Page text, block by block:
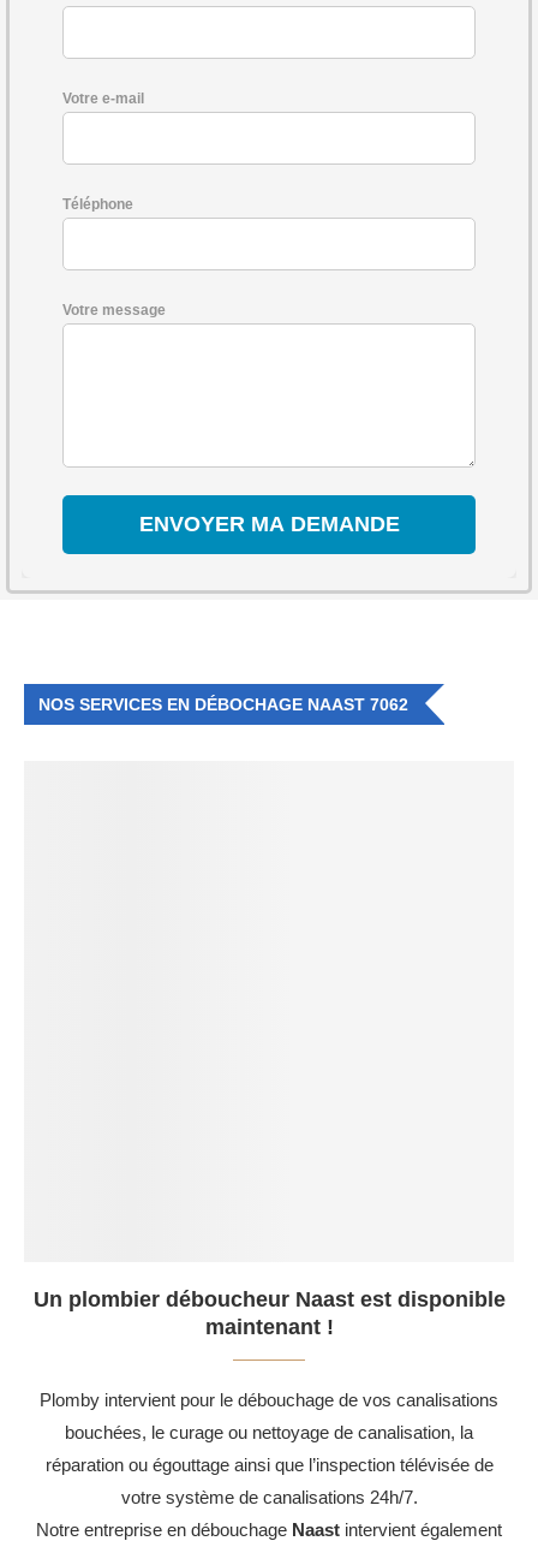
Votre e-mail
Téléphone
Votre message
NOS SERVICES EN DÉBOCHAGE NAAST 7062
Un plombier déboucheur Naast est disponible
maintenant !
Plomby intervient pour le débouchage de vos canalisations
bouchées, le curage ou nettoyage de canalisation, la
réparation ou égouttage ainsi que l’inspection télévisée de
votre système de canalisations 24h/7.
Notre entreprise en débouchage Naast intervient également